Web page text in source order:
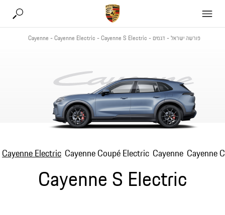
פורשה ישראל- דגמים -
Cayenne -Cayenne Electric -Cayenne S Electric
Cayenne S Electric
Cayenne Electric Cayenne Coupé Electric Cayenne Cayenne